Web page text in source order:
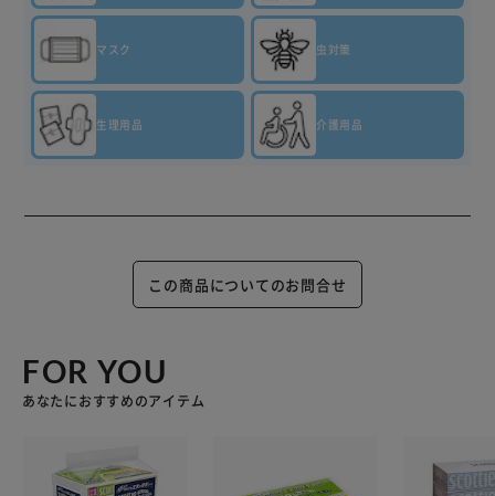
マスク 虫対策
生理用品 介護用品
この商品についてのお問合せ
FOR YOU
あなたにおすすめのアイテム